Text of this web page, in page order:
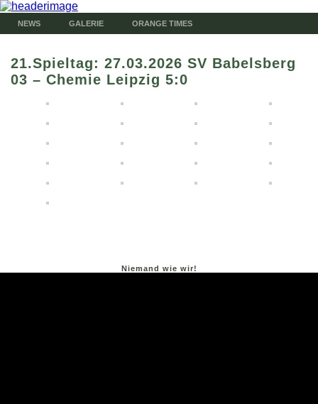
NEWS GALERIE ORANGE TIMES
21.Spieltag: 27.03.2026 SV Babelsberg
03 – Chemie Leipzig 5:0
Niemand wie wir!